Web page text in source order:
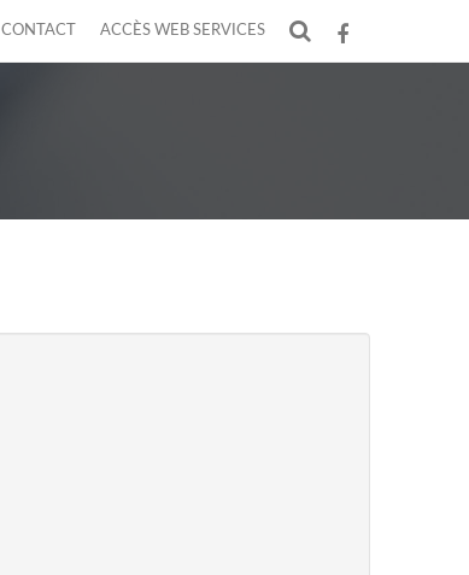
CONTACT ACCÈS WEB SERVICES F